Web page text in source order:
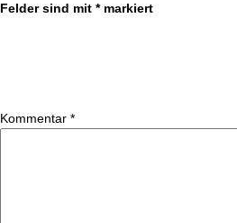
Felder sind mit *markiert
Kommentar *